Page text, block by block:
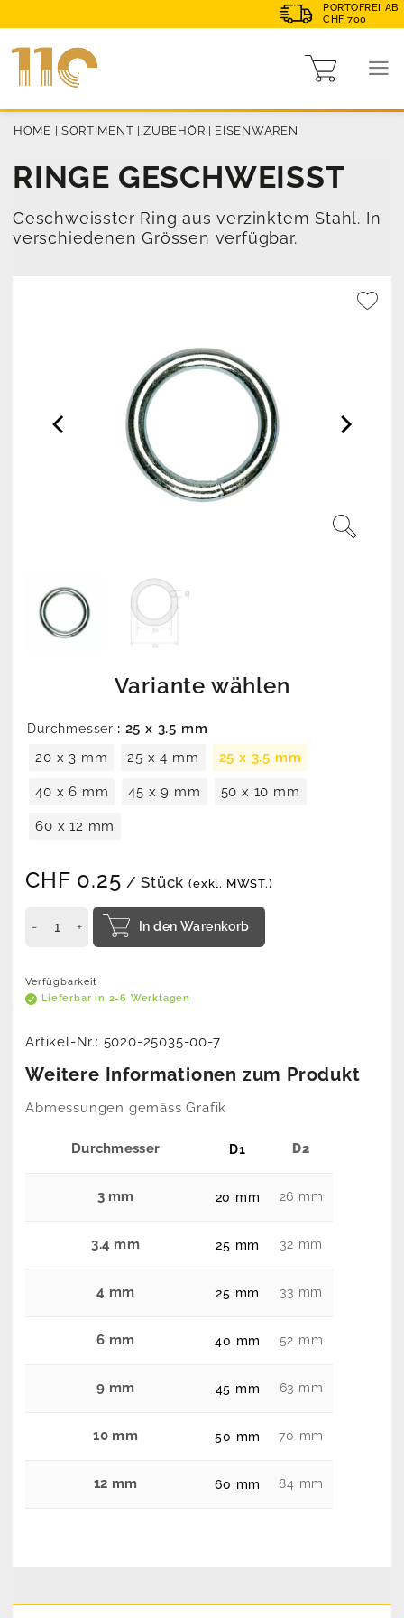
PORTOFREI AB
CHF 700
HOME | SORTIMENT |ZUBEHÖR | EISENWAREN
RINGE GESCHWEISST
Geschweisster Ring aus verzinktem Stahl. In
verschiedenen Grössen verfügbar.
Variante wählen
Durchmesser : 25 x 3.5 mm
20 x 3 mm
25 x 4 mm 25 x 3.5 mm
40 x 6 mm 45 x 9 mm 50 x 10 mm
60 x 12 mm
CHF 0.25 / Stück (exkl. MWST.)
In den Warenkorb
Verfügbarkeit
Lieferbar in 2-6 Werktagen
Artikel-Nr.: 5020-25035-00-7
Weitere Informationen zum Produkt
Abmessungen gemäss Grafik
Durchmesser D1 D2
3 mm 20 mm 26 mm
3.4 mm 25 mm 32 mm
4 mm 25 mm 33 mm
6 mm 40 mm 52 mm
9 mm 45 mm 63 mm
10 mm 50 mm 70 mm
12 mm 60 mm 84 mm